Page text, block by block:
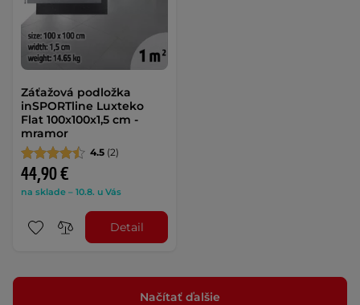
Záťažová podložka
inSPORTline Luxteko
Flat 100x100x1,5 cm -
mramor
4.5 (2)
44,90 €
na sklade – 10.8. u Vás
Detail
Načítať ďalšie